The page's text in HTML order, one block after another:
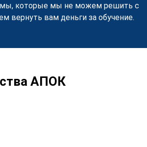
которые мы не можем решить с
вернуть вам деньги за обучение.
АПОК